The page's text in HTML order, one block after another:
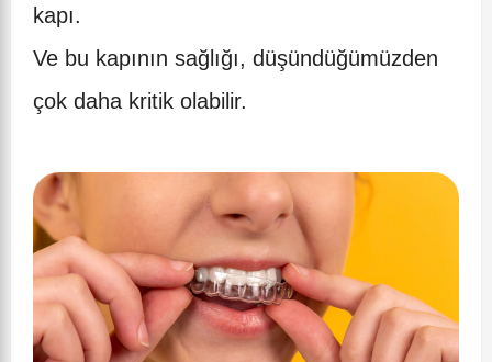
kapı.
Ve bu kapının sağlığı, düşündüğümüzden
çok daha kritik olabilir.